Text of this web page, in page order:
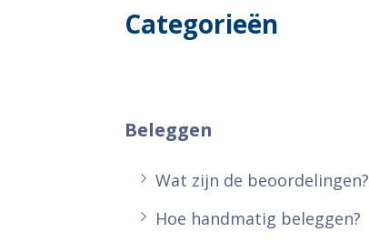
Categorieën
Beleggen
Wat zijn de beoordelingen?
Hoe handmatig beleggen?